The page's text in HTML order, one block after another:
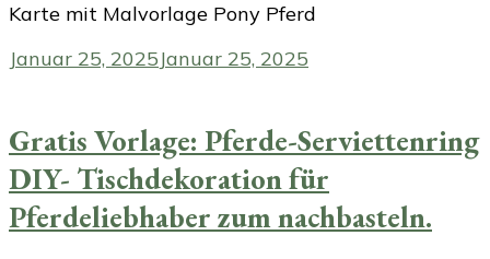
Karte mit Malvorlage Pony Pferd
Januar 25, 2025Januar 25, 2025
Gratis Vorlage: Pferde-Serviettenring
DIY- Tischdekoration für
Pferdeliebhaber zum nachbasteln.